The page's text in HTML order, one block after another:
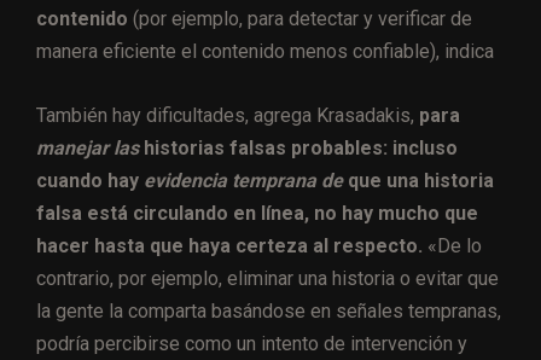
contenido (por ejemplo, para detectar y verificar de
manera eficiente el contenido menos confiable), indica
También hay dificultades, agrega Krasadakis, para
manejar lashistorias falsas probables: incluso
cuando hay evidencia temprana deque una historia
falsa está circulando en línea, no hay mucho que
hacer hasta que haya certeza al respecto. «De lo
contrario, por ejemplo, eliminar una historia o evitar que
la gente la comparta basándose en señales tempranas,
podría percibirse como un intento de intervención y